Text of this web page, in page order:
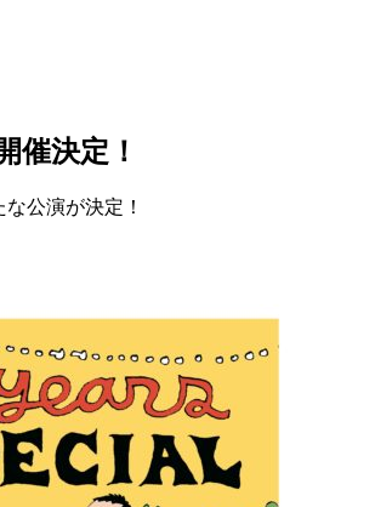
催決定！
公演が決定！